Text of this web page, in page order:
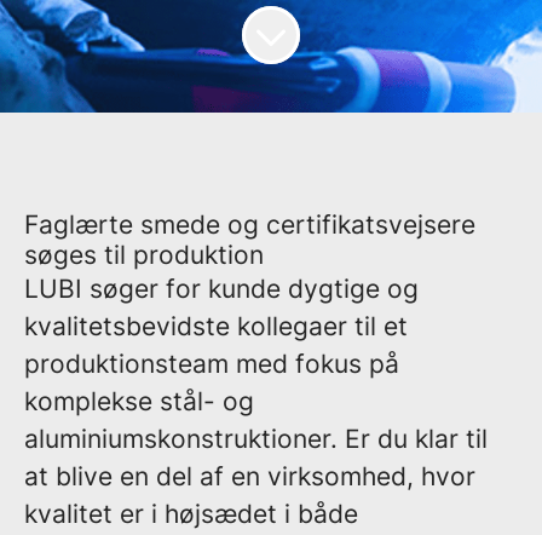
Faglærte smede og certifikatsvejsere
søges til produktion
LUBI søger for kunde dygtige og
kvalitetsbevidste kollegaer til et
produktionsteam med fokus på
komplekse stål- og
aluminiumskonstruktioner. Er du klar til
at blive en del af en virksomhed, hvor
kvalitet er i højsædet i både